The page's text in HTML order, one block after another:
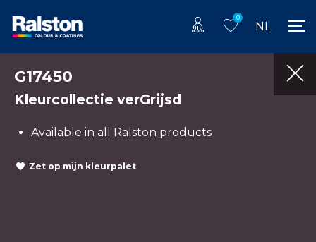
0
NL
G17450
Kleurcollectie verGrijsd
Available in all Ralston products
Zet op mijn kleurpalet